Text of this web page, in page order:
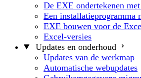
De EXE ondertekenen
Een installatieprogramma
EXE bouwen voor de
Excel-versies
Updates en onderhoud
Updates van de werkmap
Automatische webupdates